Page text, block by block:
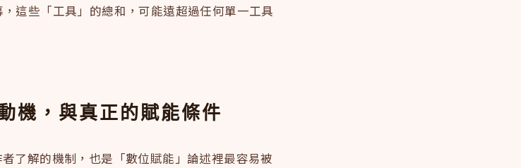
這些「工具」的總和，可能遠超過任何單一工具
機，與真正的賦能條件
了解的機制，也是「數位賦能」論述裡最容易被